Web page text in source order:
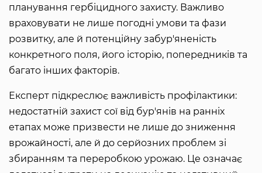
планування гербіцидного захисту. Важливо
враховувати не лише погодні умови та фази
розвитку, але й потенційну забур'яненість
конкретного поля, його історію, попередників та
багато інших факторів.
Експерт підкреслює важливість профілактики:
недостатній захист сої від бур'янів на ранніх
етапах може призвести не лише до зниження
врожайності, але й до серйозних проблем зі
збиранням та переробкою урожаю. Це означає